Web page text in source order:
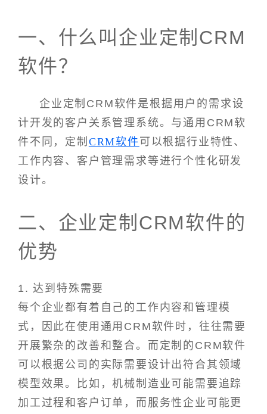
一、什么叫企业定制CRM
软件？
企业定制CRM软件是根据用户的需求设
计开发的客户关系管理系统。与通用CRM软
件不同，定制 CRM软件可以根据行业特性、
工作内容、客户管理需求等进行个性化研发
设计。
二、企业定制CRM软件的
优势
1. 达到特殊需要
每个企业都有着自己的工作内容和管理模
式，因此在使用通用CRM软件时，往往需要
开展繁杂的改善和整合。而定制的CRM软件
可以根据公司的实际需要设计出符合其领域
模型效果。比如，机械制造业可能需要追踪
加工过程和客户订单，而服务性企业可能更